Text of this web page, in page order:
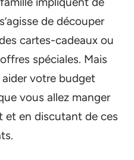
de découper
cartes-cadeaux ou
spéciales. Mais
votre budget
vous allez manger
et en discutant de ces